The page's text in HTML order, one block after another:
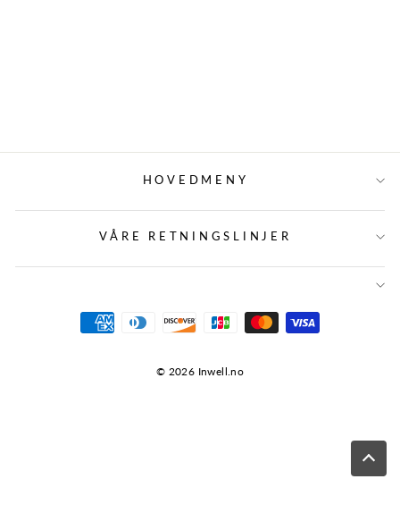
HOVEDMENY
VÅRE RETNINGSLINJER
© 2026 Inwell.no